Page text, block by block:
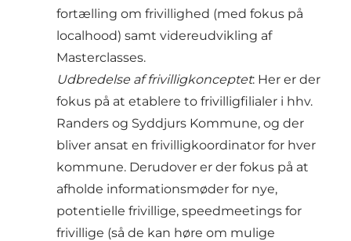
fortælling om frivillighed (med fokus på
localhood) samt videreudvikling af
Masterclasses.
Udbredelse af frivilligkonceptet: Her er der
fokus på at etablere to frivilligfilialer i hhv.
Randers og Syddjurs Kommune, og der
bliver ansat en frivilligkoordinator for hver
kommune. Derudover er der fokus på at
afholde informationsmøder for nye,
potentielle frivillige, speedmeetings for
frivillige (så de kan høre om mulige